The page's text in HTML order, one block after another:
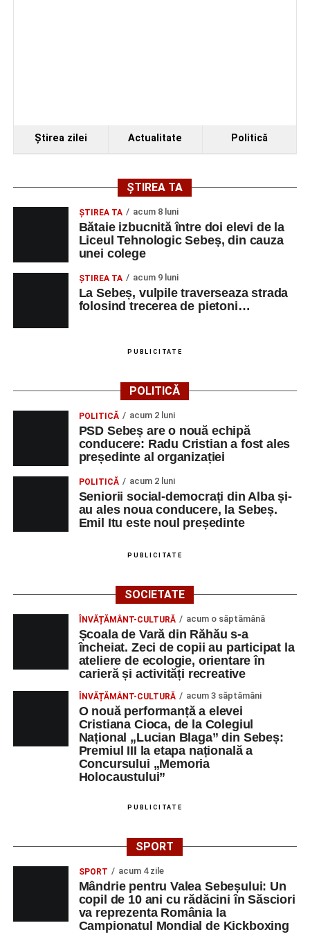
Ştirea zilei Actualitate Politică
ȘTIREA TA
ŞTIREA TA acum 8 luni
Bătaie izbucnită între doi elevi de la
Liceul Tehnologic Sebeș, din cauza
unei colege
ŞTIREA TA acum 9 luni
La Sebeș, vulpile traverseaza strada
folosind trecerea de pietoni…
PUBLICITATE
POLITICĂ
POLITICĂ acum 2 luni
PSD Sebeș are o nouă echipă
conducere: Radu Cristian a fost ales
președinte al organizației
POLITICĂ acum 2 luni
Seniorii social-democrați din Alba și-
au ales noua conducere, la Sebeș.
Emil Itu este noul președinte
PUBLICITATE
SOCIETATE
ÎNVĂȚĂMÂNT-CULTURĂ acum o săptămână
Școala de Vară din Răhău s-a
încheiat. Zeci de copii au participat la
ateliere de ecologie, orientare în
carieră și activități recreative
ÎNVĂȚĂMÂNT-CULTURĂ acum 3 săptămâni
O nouă performanță a elevei
Cristiana Cioca, de la Colegiul
Național „Lucian Blaga” din Sebeș:
Premiul III la etapa națională a
Concursului „Memoria
Holocaustului”
PUBLICITATE
SPORT
SPORT acum 4 zile
Mândrie pentru Valea Sebeșului: Un
copil de 10 ani cu rădăcini în Săsciori
va reprezenta România la
Campionatul Mondial de Kickboxing